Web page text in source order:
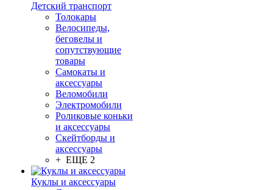
Детский транспорт
Толокары
Велосипеды,
беговелы и
сопутствующие
товары
Самокаты и
аксессуары
Веломобили
Электромобили
Роликовые коньки
и аксессуары
Скейтборды и
аксессуары
+ ЕЩЕ 2
Куклы и аксессуары